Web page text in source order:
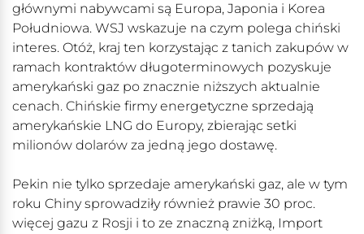
głównymi nabywcami są Europa, Japonia i Korea
Południowa. WSJ wskazuje na czym polega chiński
interes. Otóż, kraj ten korzystając z tanich zakupów w
ramach kontraktów długoterminowych pozyskuje
amerykański gaz po znacznie niższych aktualnie
cenach. Chińskie firmy energetyczne sprzedają
amerykańskie LNG do Europy, zbierając setki
milionów dolarów za jedną jego dostawę.
Pekin nie tylko sprzedaje amerykański gaz, ale w tym
roku Chiny sprowadziły również prawie 30 proc.
więcej gazu z Rosji i to ze znaczną zniżką, Import